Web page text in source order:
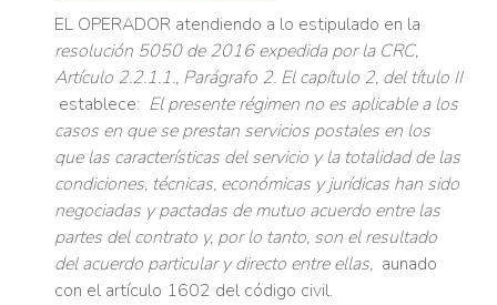
EL OPERADOR atendiendo a lo estipulado en la
resolución 5050 de 2016 expedida por la CRC,
Artículo 2.2.1.1., Parágrafo 2. El capítulo 2, del título II
establece: El presente régimen no es aplicable a los
casos en que se prestan servicios postales en los
que las características del servicio y la totalidad de las
condiciones, técnicas, económicas y jurídicas han sido
negociadas y pactadas de mutuo acuerdo entre las
partes del contrato y, por lo tanto, son el resultado
del acuerdo particular y directo entre ellas, aunado
con el artículo 1602 del código civil.